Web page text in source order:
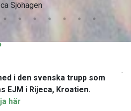
Sjöhagen
i den svenska trupp som
EJM i Rijeca, Kroatien.
här